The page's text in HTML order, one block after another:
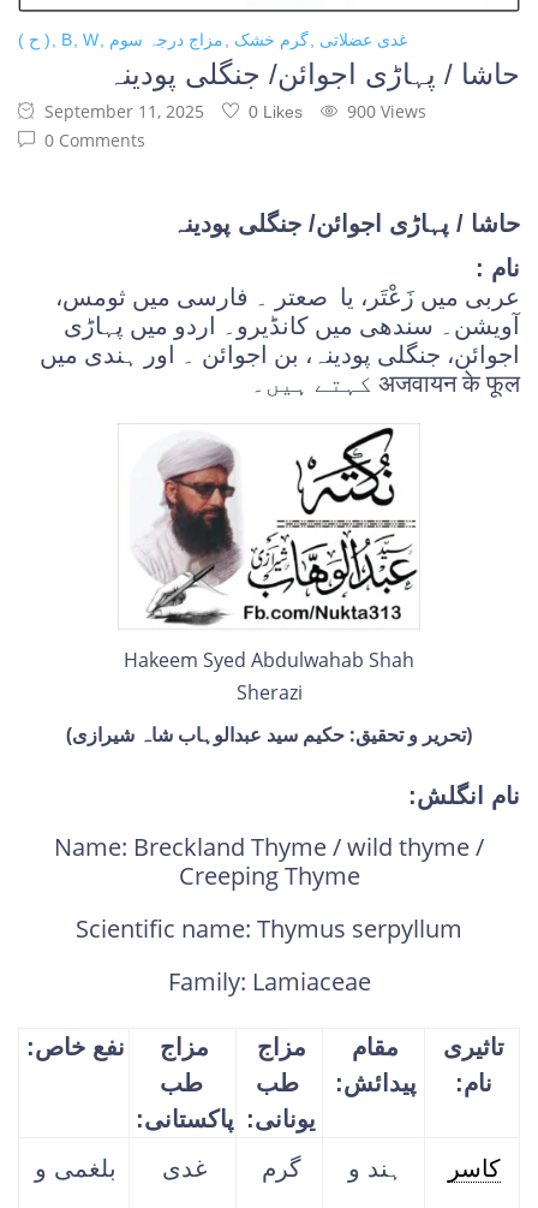
( ح ) B W غدی عضلاتی گرم خشک مزاج درجہ سوم
حاشا / پہاڑی اجوائن/ جنگلی پودینہ
September 11, 2025 0 Likes
900 Views
0 Comments
حاشا / پہاڑی اجوائن/ جنگلی پودینہ
نام :
عربی میں زَعْتَر، یا صعتر ۔ فارسی میں ثومس،
آویشن۔ سندھی میں کانڈیرو۔ اردو میں پہاڑی
اجوائن، جنگلی پودینہ، بن اجوائن ۔ اور ہندی میں
अजवायन के फूल کہتے ہیں۔
Hakeem Syed Abdulwahab Shah
Sherazi
(تحریر و تحقیق: حکیم سید عبدالوہاب شاہ شیرازی)
نام انگلش:
Name: Breckland Thyme / wild thyme /
Creeping Thyme
Scientific name: Thymus serpyllum
Family: Lamiaceae
تاثیری
نام:
مقام
پیدائش:
مزاج
طب
یونانی:
مزاج
طب
پاکستانی:
نفع خاص:
کاسر ہند و گرم غدی بلغمی و